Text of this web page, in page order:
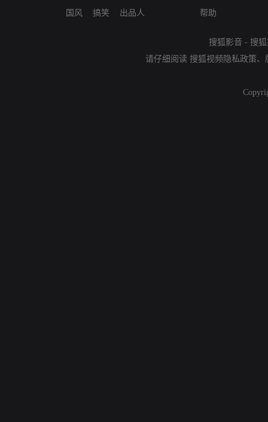
国风
搞笑
出品人
帮助
搜狐影音 - 搜
请仔细阅读 搜狐视频隐私政策、